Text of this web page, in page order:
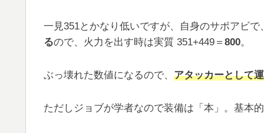
一見351とかなり低いですが、自身のサポアビで
るので、火力を出す時は実質 351+449＝ 800。
ぶっ壊れた数値になるので、 アタッカーとして
ただしジョブが学者なので装備は「本」。基本